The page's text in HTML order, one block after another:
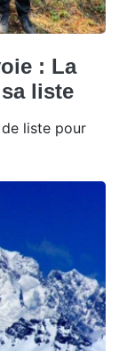
: La
liste
liste pour